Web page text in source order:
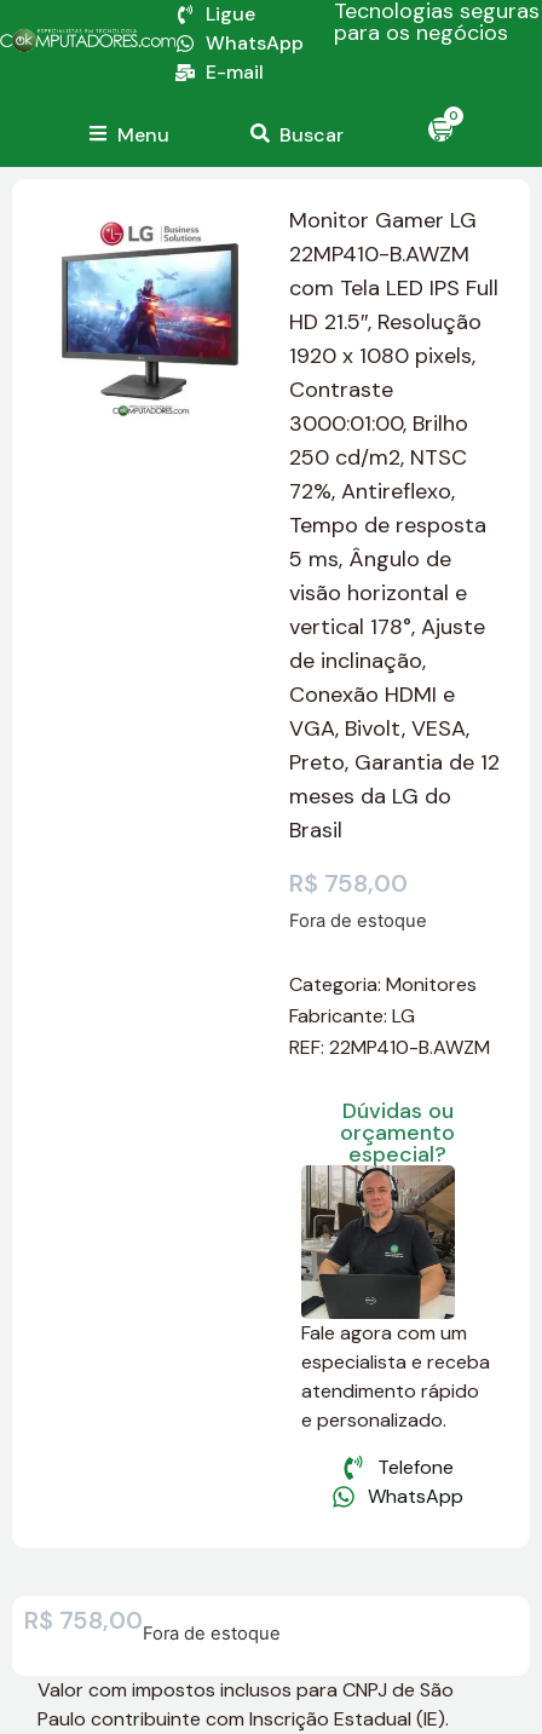
Ligue
WhatsApp
E-mail
Tecnologias seguras
para os negócios
Menu Buscar
0
Monitor Gamer LG
22MP410-B.AWZM
com Tela LED IPS Full
HD 21.5″, Resolução
1920 x 1080 pixels,
Contraste
3000:01:00, Brilho
250 cd/m2, NTSC
72%, Antireflexo,
Tempo de resposta
5 ms, Ângulo de
visão horizontal e
vertical 178°, Ajuste
de inclinação,
Conexão HDMI e
VGA, Bivolt, VESA,
Preto, Garantia de 12
meses da LG do
Brasil
R$ 758,00
Fora de estoque
Categoria:Monitores
Fabricante:LG
REF: 22MP410-B.AWZM
Dúvidas ou
orçamento
especial?
Fale agora com um
especialista e receba
atendimento rápido
e personalizado.
Telefone
WhatsApp
R$ 758,00Fora de estoque
Valor com impostos inclusos para CNPJ de São
Paulo contribuinte com Inscrição Estadual (IE).